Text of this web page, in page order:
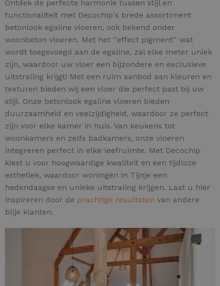
Ontdek de perfecte harmonie tussen stijl en
functionaliteit met Decochip's brede assortiment
betonlook egaline vloeren, ook bekend onder
woonbeton vloeren. Met het ''effect pigment'' wat
wordt toegevoegd aan de egaline, zal elke meter uniek
zijn, waardoor uw vloer een bijzondere en exclusieve
uitstraling krijgt! Met een ruim aanbod aan kleuren en
texturen bieden wij een vloer die perfect past bij uw
stijl. Onze betonlook egaline vloeren bieden
duurzaamheid en veelzijdigheid, waardoor ze perfect
zijn voor elke kamer in huis. Van keukens tot
woonkamers en zelfs badkamers, onze vloeren
integreren perfect in elke leefruimte. Met Decochip
kiest u voor hoogwaardige kwaliteit en een tijdloze
esthetiek, waardoor woningen in Tijnje een
hedendaagse en unieke uitstraling krijgen. Laat u hier
inspireren door de prachtige resultaten van andere
blije klanten.